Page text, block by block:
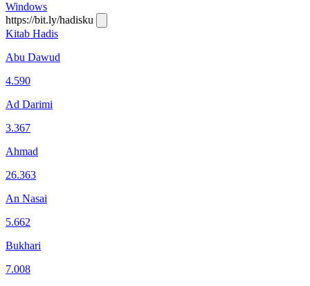
Windows
https://bit.ly/hadisku
Kitab Hadis
Abu Dawud
4.590
Ad Darimi
3.367
Ahmad
26.363
An Nasai
5.662
Bukhari
7.008